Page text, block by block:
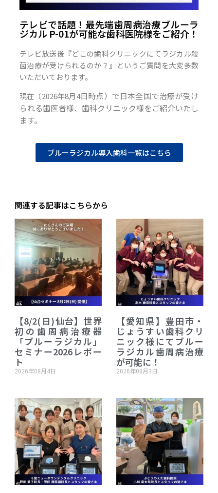
テレビで話題！最先端歯周病治療ブルーラ
ジカル P-01が可能な歯科医院様をご紹介！
テレビ放送後『どこの歯科クリニックにてラジカル殺
菌治療が受けられるのか？』というご質問を大変多数
いただいております。
現在（2026年8月4日時点）で日本全国で治療が受け
られる歯医者様、歯科クリニック様をご紹介いたし
ます。
ブルーラジカル導入歯科一覧はこちら
関連する記事はこちらから
【8/2(日)仙台】世界
初の歯周病治療器
「ブルーラジカル」
セミナー2026レポー
ト
2026年08月4日
【愛知県】豊田市・
じょうすい歯科クリ
ニック様にてブルー
ラジカル歯周病治療
が可能に！
2026年08月3日